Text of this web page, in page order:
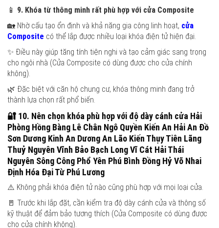
📱 9. Khóa từ thông minh rất phù hợp với cửa Composite
🏡 Nhờ cấu tạo ổn định và khả năng gia công linh hoạt, cửa
Composite có thể lắp được nhiều loại khóa điện tử hiện đại.
✨ Điều này giúp tăng tính tiện nghi và tạo cảm giác sang trọng
cho ngôi nhà (Cửa Composite có dùng được cho cửa chính
không).
🌿 Đặc biệt với căn hộ chung cư, khóa thông minh đang trở
thành lựa chọn rất phổ biến.
🔐 10. Nên chọn khóa phù hợp với độ dày cánh cửa Hải
Phòng Hồng Bàng Lê Chân Ngô Quyền Kiến An Hải An Đồ
Sơn Dương Kinh An Dương An Lão Kiến Thụy Tiên Lãng
Thuỷ Nguyên Vĩnh Bảo Bạch Long Vĩ Cát Hải Thái
Nguyên Sông Công Phổ Yên Phú Bình Đồng Hỷ Võ Nhai
Định Hóa Đại Từ Phú Lương
⚠️ Không phải khóa điện tử nào cũng phù hợp với mọi loại cửa.
🚪 Trước khi lắp đặt, cần kiểm tra độ dày cánh cửa và thông số
kỹ thuật để đảm bảo tương thích (Cửa Composite có dùng được
cho cửa chính không).